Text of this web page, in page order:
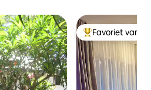
Topfavoriet van
Favoriet van